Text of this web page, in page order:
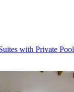
with Private Pool